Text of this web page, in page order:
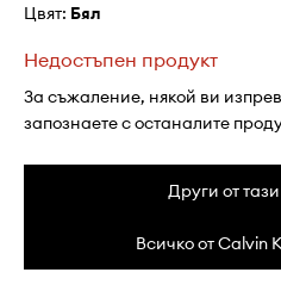
Цвят: бял
Недостъпен продукт
За съжаление, някой ви
запознаете с останалите
Други от
Всичко от Calvin